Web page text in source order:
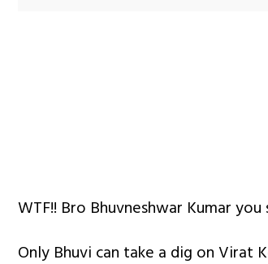
WTF!! Bro Bhuvneshwar Kumar
Only Bhuvi can take a dig on Virat